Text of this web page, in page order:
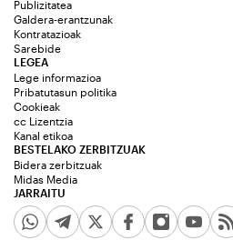
Publizitatea
Galdera-erantzunak
Kontratazioak
Sarebide
JARRAITU
LEGEA
Lege informazioa
Pribatutasun politika
Cookieak
cc Lizentzia
Kanal etikoa
BESTELAKO ZERBITZUAK
Bidera zerbitzuak
Midas Media